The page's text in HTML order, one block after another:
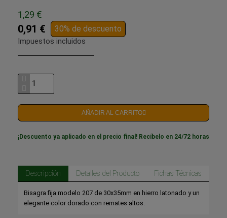
1,29 €
0,91 € 30% de descuento
Impuestos incluidos
AÑADIR AL CARRITO
¡Descuento ya aplicado en el precio final! Recíbelo en 24/72 horas
Descripción Detalles del Producto Fichas Técnicas
Bisagra fija modelo 207 de 30x35mm en hierro latonado y un
elegante color dorado con remates altos.